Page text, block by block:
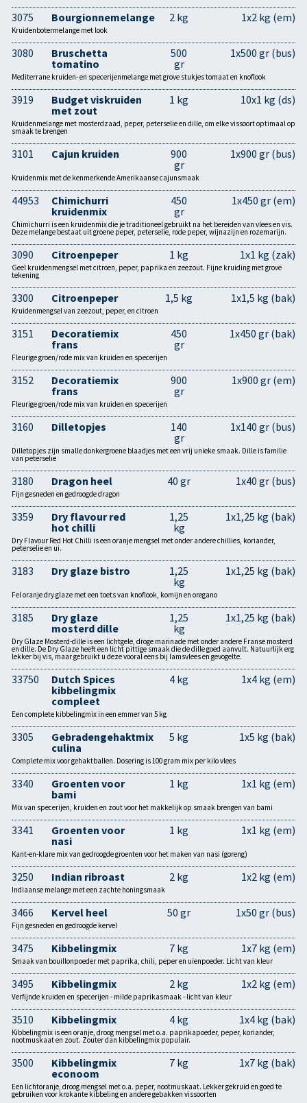
3075 Bourgionnemelange 2 kg 1x2 kg (em)
Kruidenbotermelange met look
3080
Bruschetta
tomatino
500
gr
1x500 gr (bus)
Mediterrane kruiden- en specerijenmelange met grove stukjes tomaat en knoflook
3919
Budget viskruiden
met zout
1 kg 10x1 kg (ds)
Kruidenmelange met mosterdzaad, peper, peterselie en dille, om elke vissoort optimaal op
smaak te brengen
3101 Cajun kruiden
900
gr
1x900 gr (bus)
Kruidenmix met de kenmerkende Amerikaanse cajunsmaak
44953
Chimichurri
kruidenmix
450
gr
1x450 gr (em)
Chimichurri is een kruidenmix die je traditioneel gebruikt na het bereiden van vlees en vis.
Deze melange bestaat uit groene peper, peterselie, rode peper, wijnazijn en rozemarijn.
3090 Citroenpeper 1 kg 1x1 kg (zak)
Geel kruidenmengsel met citroen, peper, paprika en zeezout. Fijne kruiding met grove
tekening
3300 Citroenpeper 1,5 kg 1x1,5 kg (bak)
Kruidenmengsel van zeezout, peper, en citroen
3151
Decoratiemix
frans
450
gr
1x450 gr (bak)
Fleurige groen/rode mix van kruiden en specerijen
3152
Decoratiemix
frans
900
gr
1x900 gr (em)
Fleurige groen/rode mix van kruiden en specerijen
3160 Dilletopjes
140
gr
1x140 gr (bus)
Dilletopjes zijn smalle donkergroene blaadjes met een vrij unieke smaak. Dille is familie
van peterselie
3180 Dragon heel 40 gr 1x40 gr (bus)
Fijn gesneden en gedroogde dragon
3359
Dry flavour red
hot chilli
1,25
kg
1x1,25 kg (bak)
Dry Flavour Red Hot Chilli is een oranje mengsel met onder andere chillies, koriander,
peterselie en ui.
3183 Dry glaze bistro
1,25
kg
1x1,25 kg (bak)
Fel oranje dry glaze met een toets van knoflook, komijn en oregano
3185
Dry glaze
mosterd dille
1,25
kg
1x1,25 kg (bak)
Dry Glaze Mosterd-dille is een lichtgele, droge marinade met onder andere Franse mosterd
en dille. De Dry Glaze heeft een licht pittige smaak die de dille goed aanvult. Natuurlijk erg
lekker bij vis, maar gebruikt u deze vooral eens bij lamsvlees en gevogelte.
33750
Dutch Spices
kibbelingmix
compleet
4 kg 1x4 kg (em)
Een complete kibbelingmix in een emmer van 5 kg
3305
Gebradengehaktmix
culina
5 kg 1x5 kg (bak)
Complete mix voor gehaktballen. Dosering is 100 gram mix per kilo vlees
3340
Groenten voor
bami
1 kg 1x1 kg (em)
Mix van specerijen, kruiden en zout voor het makkelijk op smaak brengen van bami
3341
Groenten voor
nasi
1 kg 1x1 kg (em)
Kant-en-klare mix van gedroogde groenten voor het maken van nasi (goreng)
3250 Indian ribroast 2 kg 1x2 kg (em)
Indiaanse melange met een zachte honingsmaak
3466 Kervel heel 50 gr 1x50 gr (bus)
Fijn gesneden en gedroogde kervel
3475 Kibbelingmix 7 kg 1x7 kg (em)
Smaak van bouillonpoeder met paprika, chili, peper en uienpoeder. Licht van kleur
3495 Kibbelingmix 2 kg 1x2 kg (em)
Verfijnde kruiden en specerijen - milde paprikasmaak - licht van kleur
3510 Kibbelingmix 4 kg 1x4 kg (bak)
Kibbelingmix is een oranje, droog mengsel met o.a. paprikapoeder, peper, koriander,
nootmuskaat en zout. Zouter dan kibbelingmix populair.
3500
Kibbelingmix
econoom
7 kg 1x7 kg (bak)
Een lichtoranje, droog mengsel met o.a. peper, nootmuskaat. Lekker gekruid en goed te
gebruiken voor krokante kibbeling en andere gebakken vissoorten